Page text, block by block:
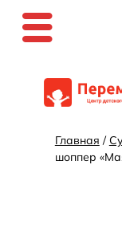
к
Главная /
шоппер